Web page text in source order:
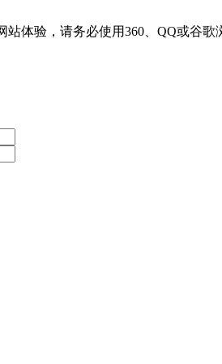
站体验，请务必使用360、QQ或谷歌